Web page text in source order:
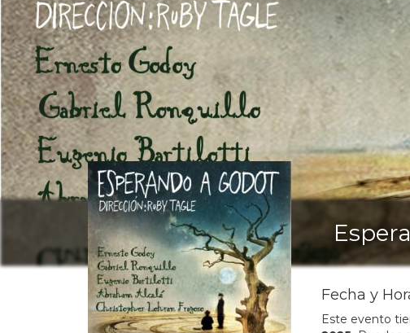
Fecha y
Este evento